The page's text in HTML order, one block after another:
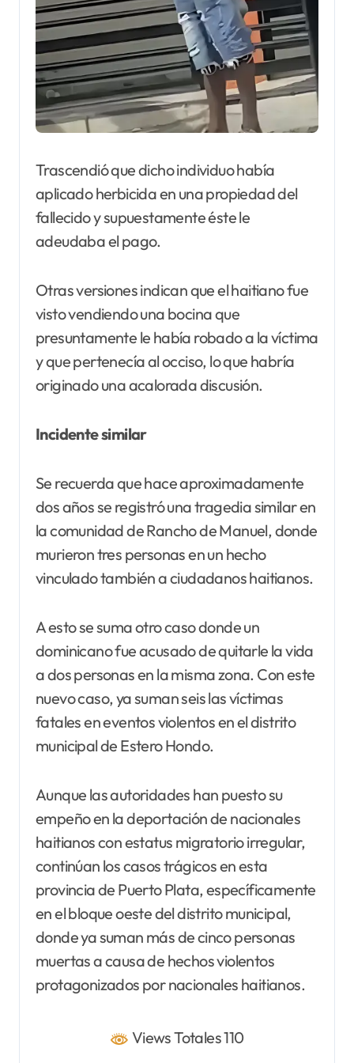
Trascendió que dicho individuo había
aplicado herbicida en una propiedad del
fallecido y supuestamente éste le
adeudaba el pago.
Otras versiones indican que el haitiano fue
visto vendiendo una bocina que
presuntamente le había robado a la víctima
y que pertenecía al occiso, lo que habría
originado una acalorada discusión.
Incidente similar
Se recuerda que hace aproximadamente
dos años se registró una tragedia similar en
la comunidad de Rancho de Manuel, donde
murieron tres personas en un hecho
vinculado también a ciudadanos haitianos.
A esto se suma otro caso donde un
dominicano fue acusado de quitarle la vida
a dos personas en la misma zona. Con este
nuevo caso, ya suman seis las víctimas
fatales en eventos violentos en el distrito
municipal de Estero Hondo.
Aunque las autoridades han puesto su
empeño en la deportación de nacionales
haitianos con estatus migratorio irregular,
continúan los casos trágicos en esta
provincia de Puerto Plata, específicamente
en el bloque oeste del distrito municipal,
donde ya suman más de cinco personas
muertas a causa de hechos violentos
protagonizados por nacionales haitianos.
Views Totales 110